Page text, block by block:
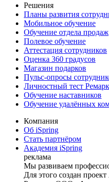
Решения
Планы развития
Мобильное обучение
Обучение отдела продаж
Полевое обучение
Аттестация сотрудников
Оценка 360 градусов
Магазин подарков
Пульс-опросы
Личностный тест Ремарк
Обучение наставников
Обучение удалённых
Компания
Об iSpring
Стать партнёром
Академия iSpring
реклама
Мы развиваем
Для этого создан